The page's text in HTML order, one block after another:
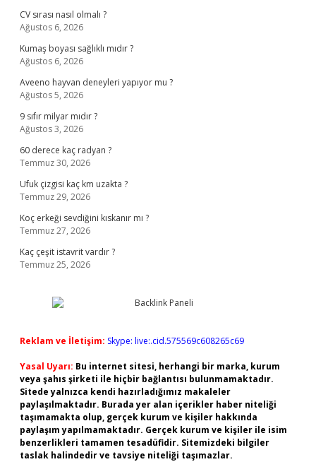
CV sırası nasıl olmalı ?
Ağustos 6, 2026
Kumaş boyası sağlıklı mıdır ?
Ağustos 6, 2026
Aveeno hayvan deneyleri yapıyor mu ?
Ağustos 5, 2026
9 sıfır milyar mıdır ?
Ağustos 3, 2026
60 derece kaç radyan ?
Temmuz 30, 2026
Ufuk çizgisi kaç km uzakta ?
Temmuz 29, 2026
Koç erkeği sevdiğini kıskanır mı ?
Temmuz 27, 2026
Kaç çeşit istavrit vardır ?
Temmuz 25, 2026
Reklam ve İletişim: Skype: live:.cid.575569c608265c69
Yasal Uyarı: Bu internet sitesi, herhangi bir marka, kurum
veya şahıs şirketi ile hiçbir bağlantısı bulunmamaktadır.
Sitede yalnızca kendi hazırladığımız makaleler
paylaşılmaktadır. Burada yer alan içerikler haber niteliği
taşımamakta olup, gerçek kurum ve kişiler hakkında
paylaşım yapılmamaktadır. Gerçek kurum ve kişiler ile isim
benzerlikleri tamamen tesadüfidir. Sitemizdeki bilgiler
taslak halindedir ve tavsiye niteliği taşımazlar.